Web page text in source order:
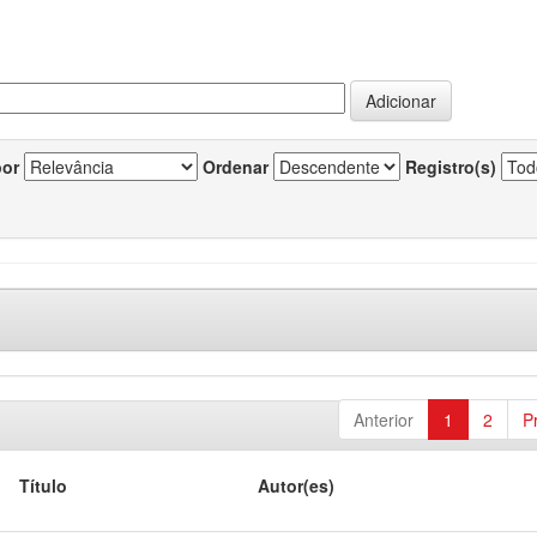
Ordenar Registro(s)
Anterior 1 2
Título Autor(es)